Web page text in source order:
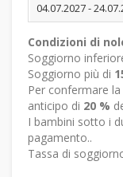
04.07.2027 -
Condizioni di
Soggiorno
Soggiorno più di
Per confermare
anticipo di 20 %
I bambini sotto i
pagamento..
Tassa di